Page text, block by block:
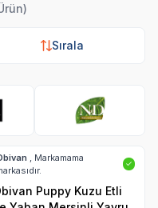
Sırala
Sırala
, Markamama
✓
Puppy Kuzu Etli